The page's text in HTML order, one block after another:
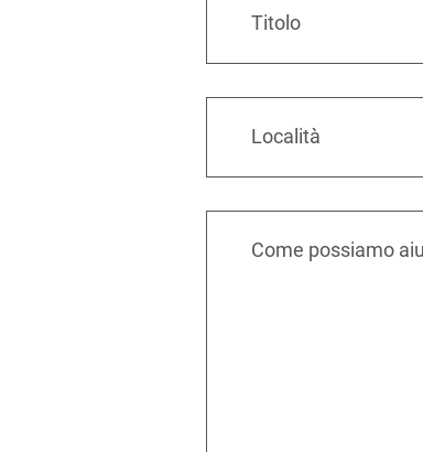
Titolo
Località
Come possiamo